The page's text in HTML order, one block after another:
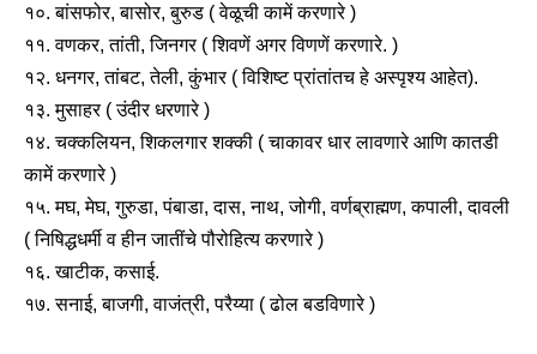
१०. बांसफोर, बासोर, बुरुड ( वेळूची कामें करणारे )
११. वणकर, तांती, जिनगर ( शिवणें अगर विणणें करणारे. )
१२. धनगर, तांबट, तेली, कुंभार ( विशिष्ट प्रांतांतच हे अस्पृश्य आहेत).
१३. मुसाहर ( उंदीर धरणारे )
१४. चक्कलियन, शिकलगार शक्की ( चाकावर धार लावणारे आणि कातडी
कामें करणारे )
१५. मघ, मेघ, गुरुडा, पंबाडा, दास, नाथ, जोगी, वर्णब्राह्मण, कपाली, दावली
( निषिद्धधर्मी व हीन जातींचे पौरोहित्य करणारे )
१६. खाटीक, कसाई.
१७. सनाई, बाजगी, वाजंत्री, परैय्या ( ढोल बडविणारे )